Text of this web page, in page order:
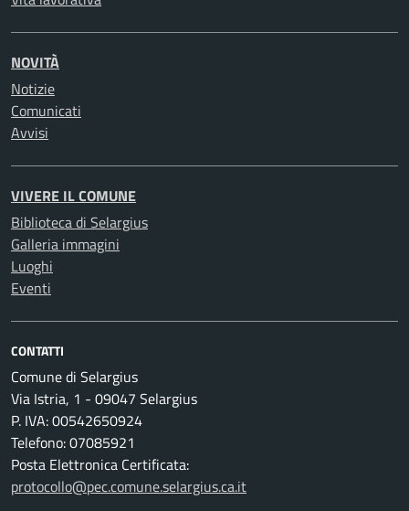
NOVITÀ
Notizie
Comunicati
Avvisi
VIVERE IL COMUNE
Biblioteca di Selargius
Galleria immagini
Luoghi
Eventi
CONTATTI
Comune di Selargius
Via Istria, 1 - 09047 Selargius
P. IVA: 00542650924
Telefono: 07085921
Posta Elettronica Certificata:
protocollo@pec.comune.selargius.ca.it